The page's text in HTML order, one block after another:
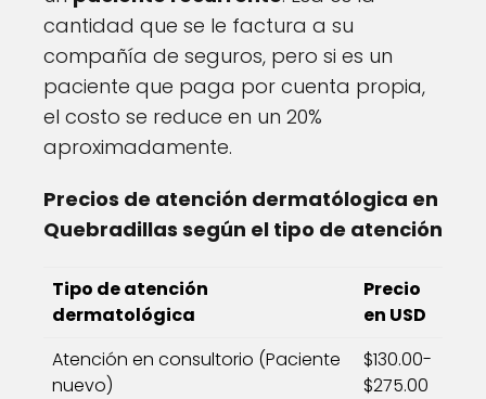
cantidad que se le factura a su
compañía de seguros, pero si es un
paciente que paga por cuenta propia,
el costo se reduce en un 20%
aproximadamente.
Precios de atención dermatólogica en
Quebradillas según el tipo de atención
Tipo de atención
dermatológica
Precio
en USD
Atención en consultorio (Paciente
nuevo)
$130.00-
$275.00